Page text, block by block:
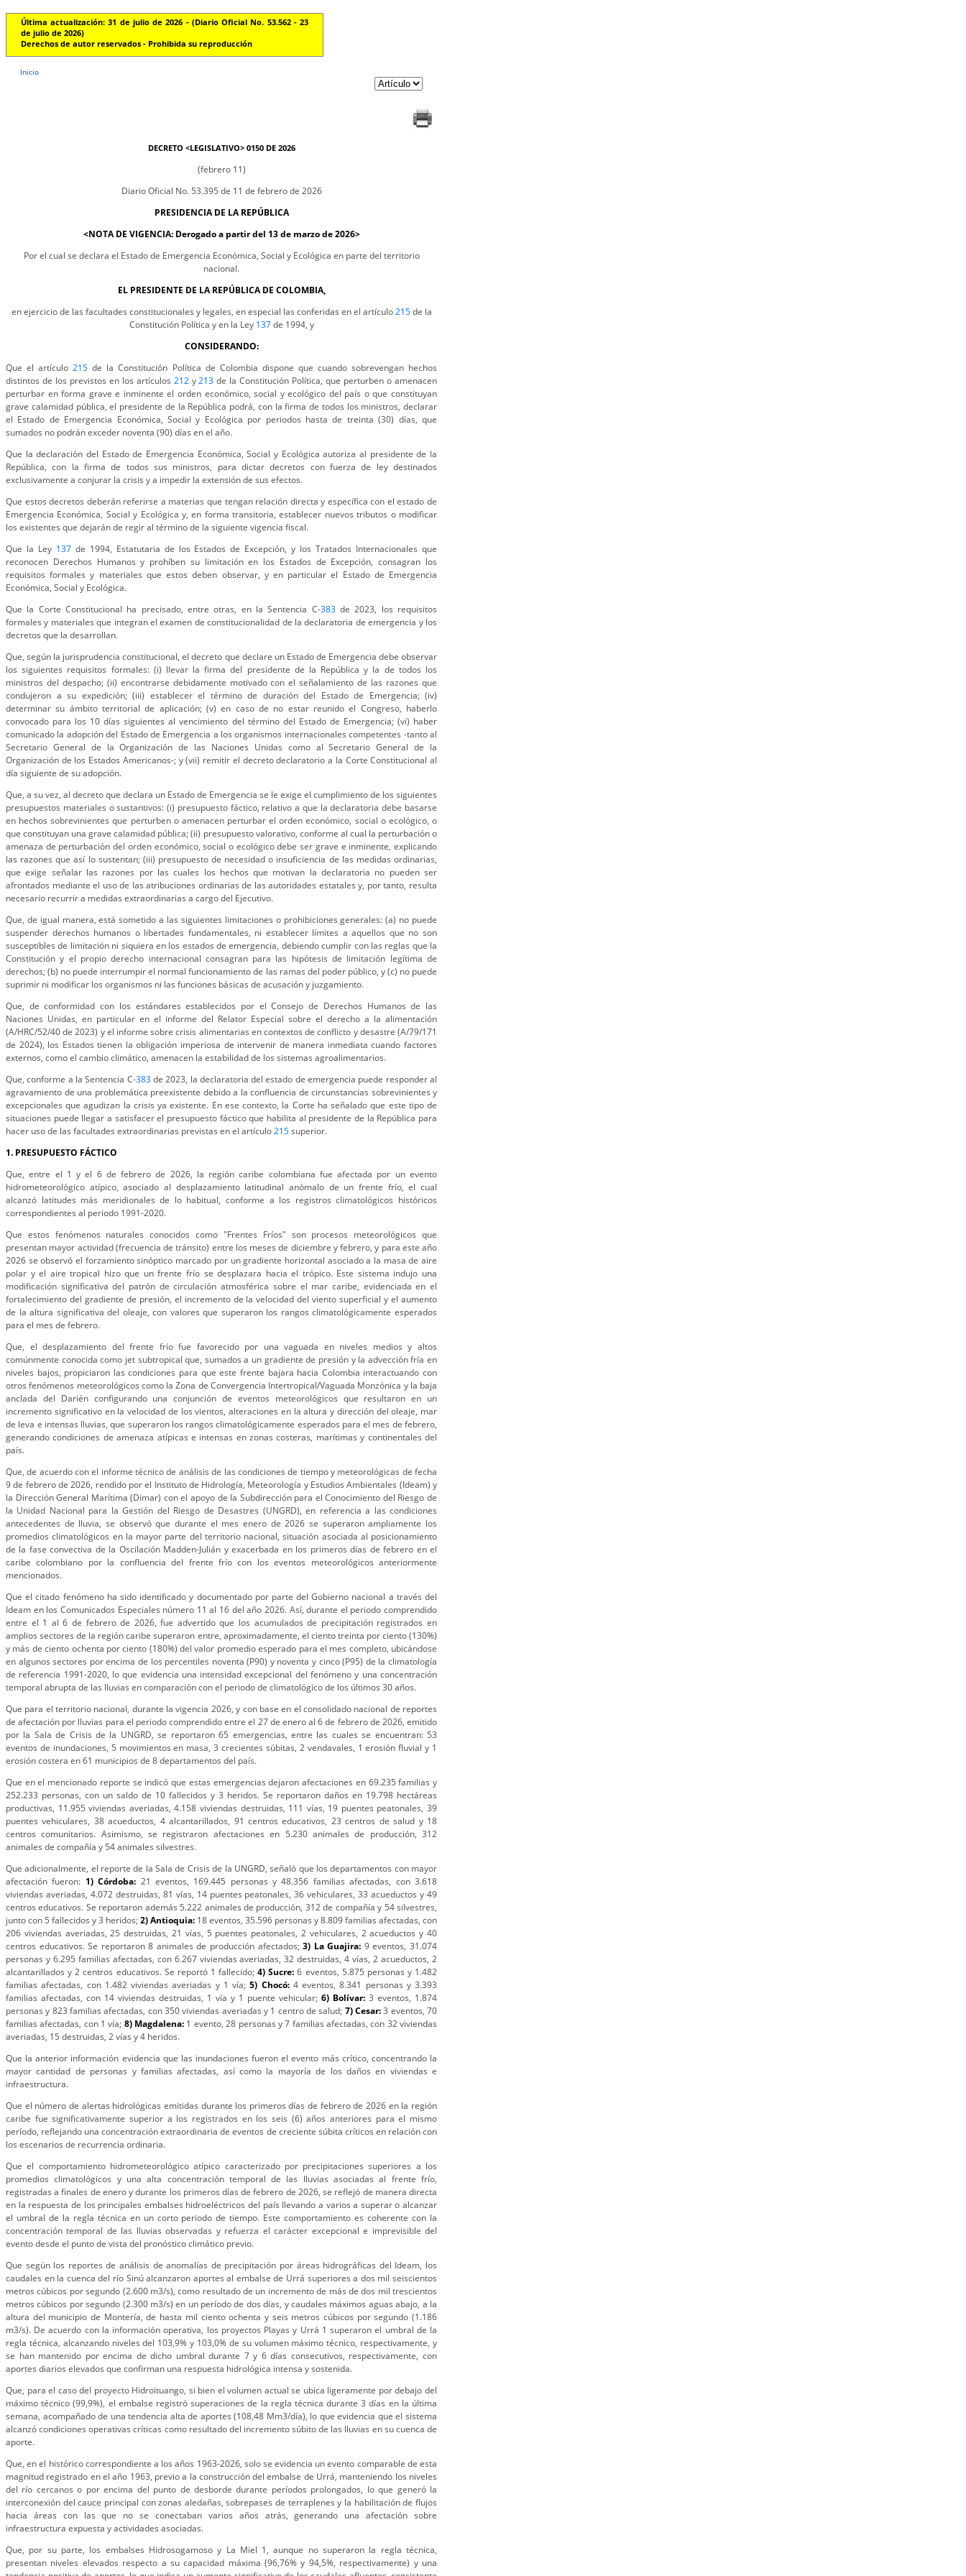
Última actualización: 31 de julio de 2026 - (Diario Oficial No. 53.562 - 23
de julio de 2026)
Derechos de autor reservados - Prohibida su reproducción
Inicio
DECRETO <LEGISLATIVO> 0150 DE 2026
(febrero 11)
Diario Oficial No. 53.395 de 11 de febrero de 2026
PRESIDENCIA DE LA REPÚBLICA
<NOTA DE VIGENCIA: Derogado a partir del 13 de marzo de 2026>
Por el cual se declara el Estado de Emergencia Económica, Social y Ecológica en parte del territorio
nacional.
EL PRESIDENTE DE LA REPÚBLICA DE COLOMBIA,
en ejercicio de las facultades constitucionales y legales, en especial las conferidas en el artículo215de la
Constitución Política y en la Ley 137de 1994, y
CONSIDERANDO:
Que el artículo215 de la Constitución Política de Colombia dispone que cuando sobrevengan hechos
distintos de los previstos en los artículos 212y213 de la Constitución Política, que perturben o amenacen
perturbar en forma grave e inminente el orden económico, social y ecológico del país o que constituyan
grave calamidad pública, el presidente de la República podrá, con la firma de todos los ministros, declarar
el Estado de Emergencia Económica, Social y Ecológica por periodos hasta de treinta (30) días, que
sumados no podrán exceder noventa (90) días en el año.
Que la declaración del Estado de Emergencia Económica, Social y Ecológica autoriza al presidente de la
República, con la firma de todos sus ministros, para dictar decretos con fuerza de ley destinados
exclusivamente a conjurar la crisis y a impedir la extensión de sus efectos.
Que estos decretos deberán referirse a materias que tengan relación directa y específica con el estado de
Emergencia Económica, Social y Ecológica y, en forma transitoria, establecer nuevos tributos o modificar
los existentes que dejarán de regir al término de la siguiente vigencia fiscal.
Que la Ley 137de 1994, Estatutaria de los Estados de Excepción, y los Tratados Internacionales que
reconocen Derechos Humanos y prohíben su limitación en los Estados de Excepción, consagran los
requisitos formales y materiales que estos deben observar, y en particular el Estado de Emergencia
Económica, Social y Ecológica.
Que la Corte Constitucional ha precisado, entre otras, en la Sentencia C-383de 2023, los requisitos
formales y materiales que integran el examen de constitucionalidad de la declaratoria de emergencia y los
decretos que la desarrollan.
Que, según la jurisprudencia constitucional, el decreto que declare un Estado de Emergencia debe observar
los siguientes requisitos formales: (i) llevar la firma del presidente de la República y la de todos los
ministros del despacho; (ii) encontrarse debidamente motivado con el señalamiento de las razones que
condujeron a su expedición; (iii) establecer el término de duración del Estado de Emergencia; (iv)
determinar su ámbito territorial de aplicación; (v) en caso de no estar reunido el Congreso, haberlo
convocado para los 10 días siguientes al vencimiento del término del Estado de Emergencia; (vi) haber
comunicado la adopción del Estado de Emergencia a los organismos internacionales competentes -tanto al
Secretario General de la Organización de las Naciones Unidas como al Secretario General de la
Organización de los Estados Americanos-; y (vii) remitir el decreto declaratorio a la Corte Constitucional al
día siguiente de su adopción.
Que, a su vez, al decreto que declara un Estado de Emergencia se le exige el cumplimiento de los siguientes
presupuestos materiales o sustantivos: (i) presupuesto fáctico, relativo a que la declaratoria debe basarse
en hechos sobrevinientes que perturben o amenacen perturbar el orden económico, social o ecológico, o
que constituyan una grave calamidad pública; (ii) presupuesto valorativo, conforme al cual la perturbación o
amenaza de perturbación del orden económico, social o ecológico debe ser grave e inminente, explicando
las razones que así lo sustentan; (iii) presupuesto de necesidad o insuficiencia de las medidas ordinarias,
que exige señalar las razones por las cuales los hechos que motivan la declaratoria no pueden ser
afrontados mediante el uso de las atribuciones ordinarias de las autoridades estatales y, por tanto, resulta
necesario recurrir a medidas extraordinarias a cargo del Ejecutivo.
Que, de igual manera, está sometido a las siguientes limitaciones o prohibiciones generales: (a) no puede
suspender derechos humanos o libertades fundamentales, ni establecer límites a aquellos que no son
susceptibles de limitación ni siquiera en los estados de emergencia, debiendo cumplir con las reglas que la
Constitución y el propio derecho internacional consagran para las hipótesis de limitación legítima de
derechos; (b) no puede interrumpir el normal funcionamiento de las ramas del poder público, y (c) no puede
suprimir ni modificar los organismos ni las funciones básicas de acusación y juzgamiento.
Que, de conformidad con los estándares establecidos por el Consejo de Derechos Humanos de las
Naciones Unidas, en particular en el informe del Relator Especial sobre el derecho a la alimentación
(A/HRC/52/40 de 2023) y el informe sobre crisis alimentarias en contextos de conflicto y desastre (A/79/171
de 2024), los Estados tienen la obligación imperiosa de intervenir de manera inmediata cuando factores
externos, como el cambio climático, amenacen la estabilidad de los sistemas agroalimentarios.
Que, conforme a la Sentencia C-383de 2023, la declaratoria del estado de emergencia puede responder al
agravamiento de una problemática preexistente debido a la confluencia de circunstancias sobrevinientes y
excepcionales que agudizan la crisis ya existente. En ese contexto, la Corte ha señalado que este tipo de
situaciones puede llegar a satisfacer el presupuesto fáctico que habilita al presidente de la República para
hacer uso de las facultades extraordinarias previstas en el artículo215superior.
1. PRESUPUESTO FÁCTICO
Que, entre el 1 y el 6 de febrero de 2026, la región caribe colombiana fue afectada por un evento
hidrometeorológico atípico, asociado al desplazamiento latitudinal anómalo de un frente frío, el cual
alcanzó latitudes más meridionales de lo habitual, conforme a los registros climatológicos históricos
correspondientes al periodo 1991-2020.
Que estos fenómenos naturales conocidos como "Frentes Fríos" son procesos meteorológicos que
presentan mayor actividad (frecuencia de tránsito) entre los meses de diciembre y febrero, y para este año
2026 se observó el forzamiento sinóptico marcado por un gradiente horizontal asociado a la masa de aire
polar y el aire tropical hizo que un frente frío se desplazara hacia el trópico. Este sistema indujo una
modificación significativa del patrón de circulación atmosférica sobre el mar caribe, evidenciada en el
fortalecimiento del gradiente de presión, el incremento de la velocidad del viento superficial y el aumento
de la altura significativa del oleaje, con valores que superaron los rangos climatológicamente esperados
para el mes de febrero.
Que, el desplazamiento del frente frío fue favorecido por una vaguada en niveles medios y altos
comúnmente conocida como jet subtropical que, sumados a un gradiente de presión y la advección fría en
niveles bajos, propiciaron las condiciones para que este frente bajara hacia Colombia interactuando con
otros fenómenos meteorológicos como la Zona de Convergencia Intertropical/Vaguada Monzónica y la baja
anclada del Darién configurando una conjunción de eventos meteorológicos que resultaron en un
incremento significativo en la velocidad de los vientos, alteraciones en la altura y dirección del oleaje, mar
de leva e intensas lluvias, que superaron los rangos climatológicamente esperados para el mes de febrero,
generando condiciones de amenaza atípicas e intensas en zonas costeras, marítimas y continentales del
país.
Que, de acuerdo con el informe técnico de análisis de las condiciones de tiempo y meteorológicas de fecha
9 de febrero de 2026, rendido por el Instituto de Hidrología, Meteorología y Estudios Ambientales (Ideam) y
la Dirección General Marítima (Dimar) con el apoyo de la Subdirección para el Conocimiento del Riesgo de
la Unidad Nacional para la Gestión del Riesgo de Desastres (UNGRD), en referencia a las condiciones
antecedentes de lluvia, se observó que durante el mes enero de 2026 se superaron ampliamente los
promedios climatológicos en la mayor parte del territorio nacional, situación asociada al posicionamiento
de la fase convectiva de la Oscilación Madden-Julián y exacerbada en los primeros días de febrero en el
caribe colombiano por la confluencia del frente frío con los eventos meteorológicos anteriormente
mencionados.
Que el citado fenómeno ha sido identificado y documentado por parte del Gobierno nacional a través del
Ideam en los Comunicados Especiales número 11 al 16 del año 2026. Así, durante el periodo comprendido
entre el 1 al 6 de febrero de 2026, fue advertido que los acumulados de precipitación registrados en
amplios sectores de la región caribe superaron entre, aproximadamente, el ciento treinta por ciento (130%)
y más de ciento ochenta por ciento (180%) del valor promedio esperado para el mes completo, ubicándose
en algunos sectores por encima de los percentiles noventa (P90) y noventa y cinco (P95) de la climatología
de referencia 1991-2020, lo que evidencia una intensidad excepcional del fenómeno y una concentración
temporal abrupta de las lluvias en comparación con el periodo de climatológico de los últimos 30 años.
Que para el territorio nacional, durante la vigencia 2026, y con base en el consolidado nacional de reportes
de afectación por lluvias para el periodo comprendido entre el 27 de enero al 6 de febrero de 2026, emitido
por la Sala de Crisis de la UNGRD, se reportaron 65 emergencias, entre las cuales se encuentran: 53
eventos de inundaciones, 5 movimientos en masa, 3 crecientes súbitas, 2 vendavales, 1 erosión fluvial y 1
erosión costera en 61 municipios de 8 departamentos del país.
Que en el mencionado reporte se indicó que estas emergencias dejaron afectaciones en 69.235 familias y
252.233 personas, con un saldo de 10 fallecidos y 3 heridos. Se reportaron daños en 19.798 hectáreas
productivas, 11.955 viviendas averiadas, 4.158 viviendas destruidas, 111 vías, 19 puentes peatonales, 39
puentes vehiculares, 38 acueductos, 4 alcantarillados, 91 centros educativos, 23 centros de salud y 18
centros comunitarios. Asimismo, se registraron afectaciones en 5.230 animales de producción, 312
animales de compañía y 54 animales silvestres.
Que adicionalmente, el reporte de la Sala de Crisis de la UNGRD, señaló que los departamentos con mayor
afectación fueron: 1) Córdoba: 21 eventos, 169.445 personas y 48.356 familias afectadas, con 3.618
viviendas averiadas, 4.072 destruidas, 81 vías, 14 puentes peatonales, 36 vehiculares, 33 acueductos y 49
centros educativos. Se reportaron además 5.222 animales de producción, 312 de compañía y 54 silvestres,
junto con 5 fallecidos y 3 heridos;2) Antioquia: 18 eventos, 35.596 personas y 8.809 familias afectadas, con
206 viviendas averiadas, 25 destruidas, 21 vías, 5 puentes peatonales, 2 vehiculares, 2 acueductos y 40
centros educativos. Se reportaron 8 animales de producción afectados;3) La Guajira: 9 eventos, 31.074
personas y 6.295 familias afectadas, con 6.267 viviendas averiadas, 32 destruidas, 4 vías, 2 acueductos, 2
alcantarillados y 2 centros educativos. Se reportó 1 fallecido;4) Sucre:6 eventos, 5.875 personas y 1.482
familias afectadas, con 1.482 viviendas averiadas y 1 vía;5) Chocó: 4 eventos, 8.341 personas y 3.393
familias afectadas, con 14 viviendas destruidas, 1 vía y 1 puente vehicular; 6) Bolívar: 3 eventos, 1.874
personas y 823 familias afectadas, con 350 viviendas averiadas y 1 centro de salud; 7) Cesar:3 eventos, 70
familias afectadas, con 1 vía; 8) Magdalena: 1 evento, 28 personas y 7 familias afectadas, con 32 viviendas
averiadas, 15 destruidas, 2 vías y 4 heridos.
Que la anterior información evidencia que las inundaciones fueron el evento más crítico, concentrando la
mayor cantidad de personas y familias afectadas, así como la mayoría de los daños en viviendas e
infraestructura.
Que el número de alertas hidrológicas emitidas durante los primeros días de febrero de 2026 en la región
caribe fue significativamente superior a los registrados en los seis (6) años anteriores para el mismo
período, reflejando una concentración extraordinaria de eventos de creciente súbita críticos en relación con
los escenarios de recurrencia ordinaria.
Que el comportamiento hidrometeorológico atípico caracterizado por precipitaciones superiores a los
promedios climatológicos y una alta concentración temporal de las lluvias asociadas al frente frío,
registradas a finales de enero y durante los primeros días de febrero de 2026, se reflejó de manera directa
en la respuesta de los principales embalses hidroeléctricos del país llevando a varios a superar o alcanzar
el umbral de la regla técnica en un corto periodo de tiempo. Este comportamiento es coherente con la
concentración temporal de las lluvias observadas y refuerza el carácter excepcional e imprevisible del
evento desde el punto de vista del pronóstico climático previo.
Que según los reportes de análisis de anomalías de precipitación por áreas hidrográficas del Ideam, los
caudales en la cuenca del río Sinú alcanzaron aportes al embalse de Urrá superiores a dos mil seiscientos
metros cúbicos por segundo (2.600 m3/s), como resultado de un incremento de más de dos mil trescientos
metros cúbicos por segundo (2.300 m3/s) en un período de dos días, y caudales máximos aguas abajo, a la
altura del municipio de Montería, de hasta mil ciento ochenta y seis metros cúbicos por segundo (1.186
m3/s). De acuerdo con la información operativa, los proyectos Playas y Urrá 1 superaron el umbral de la
regla técnica, alcanzando niveles del 103,9% y 103,0% de su volumen máximo técnico, respectivamente, y
se han mantenido por encima de dicho umbral durante 7 y 6 días consecutivos, respectivamente, con
aportes diarios elevados que confirman una respuesta hidrológica intensa y sostenida.
Que, para el caso del proyecto Hidroituango, si bien el volumen actual se ubica ligeramente por debajo del
máximo técnico (99,9%), el embalse registró superaciones de la regla técnica durante 3 días en la última
semana, acompañado de una tendencia alta de aportes (108,48 Mm3/día), lo que evidencia que el sistema
alcanzó condiciones operativas críticas como resultado del incremento súbito de las lluvias en su cuenca de
aporte.
Que, en el histórico correspondiente a los años 1963-2026, solo se evidencia un evento comparable de esta
magnitud registrado en el año 1963, previo a la construcción del embalse de Urrá, manteniendo los niveles
del río cercanos o por encima del punto de desborde durante períodos prolongados, lo que generó la
interconexión del cauce principal con zonas aledañas, sobrepases de terraplenes y la habilitación de flujos
hacia áreas con las que no se conectaban varios años atrás, generando una afectación sobre
infraestructura expuesta y actividades asociadas.
Que, por su parte, los embalses Hidrosogamoso y La Miel 1, aunque no superaron la regla técnica,
presentan niveles elevados respecto a su capacidad máxima (96,76% y 94,5%, respectivamente) y una